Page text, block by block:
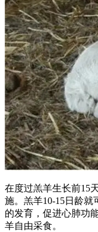
在度过羔羊生长前15
施。羔羊10-15日龄
的发育，促进心肺功
羊自由采食。